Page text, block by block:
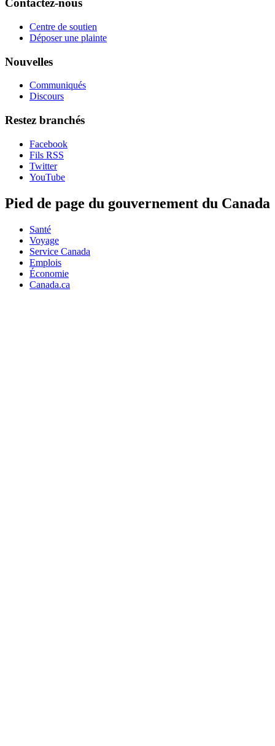
Contactez-nous
Centre de soutien
Déposer une plainte
Nouvelles
Communiqués
Discours
Restez branchés
Facebook
Fils RSS
Twitter
YouTube
Pied de page du gouvernement du Canada
Santé
Voyage
Service Canada
Emplois
Économie
Canada.ca